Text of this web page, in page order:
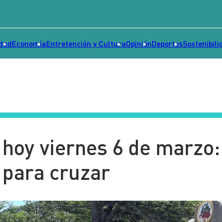
EconomíaEntretención y CulturaOpiniónDeportes
viernes 6 de marzo:
cruzar